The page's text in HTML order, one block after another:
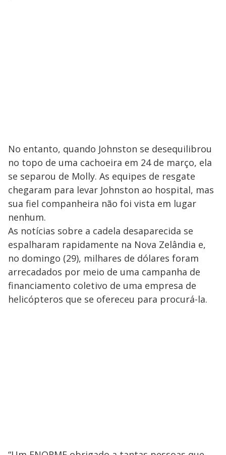
No entanto, quando Johnston se desequilibrou
no topo de uma cachoeira em 24 de março, ela
se separou de Molly. As equipes de resgate
chegaram para levar Johnston ao hospital, mas
sua fiel companheira não foi vista em lugar
nenhum.
As notícias sobre a cadela desaparecida se
espalharam rapidamente na Nova Zelândia e,
no domingo (29), milhares de dólares foram
arrecadados por meio de uma campanha de
financiamento coletivo de uma empresa de
helicópteros que se ofereceu para procurá-la.